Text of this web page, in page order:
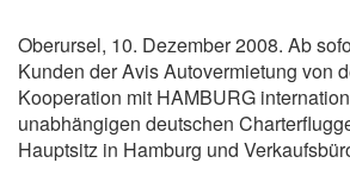
Oberursel, 10. Dezember 2008. Ab
Kunden der Avis Autovermietung von
Kooperation mit HAMBURG
unabhängigen deutschen
Hauptsitz in Hamburg und